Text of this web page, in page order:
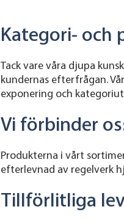
Kategori- och
Tack vare våra djupa
kundernas efterfrågan.
exponering och
Vi förbinder
Produkterna i vårt
efterlevnad av regelverk
Tillförlitliga